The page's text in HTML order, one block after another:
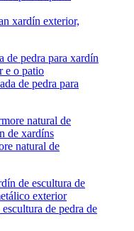
xardín exterior,
de pedra para
natural de
de pedra de